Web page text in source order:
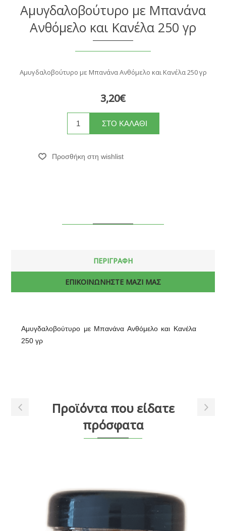
Αμυγδαλοβούτυρο με Μπανάνα
Ανθόμελο και Κανέλα 250 γρ
Αμυγδαλοβούτυρο με Μπανάνα Ανθόμελο και Κανέλα 250 γρ
3,20€
ΠΕΡΙΓΡΑΦΗ
ΕΠΙΚΟΙΝΩΝΗΣΤΕ ΜΑΖΙ ΜΑΣ
Αμυγδαλοβούτυρο με Μπανάνα Ανθόμελο και Κανέλα
250 γρ
Προϊόντα που είδατε
πρόσφατα